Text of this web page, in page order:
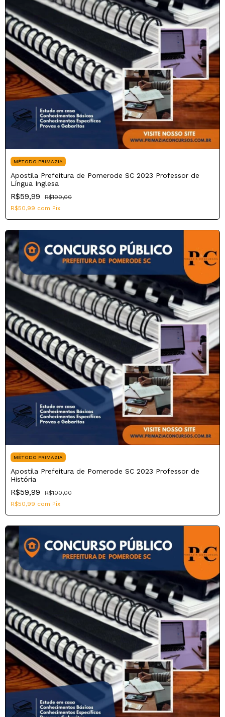
MÉTODO PRIMAZIA
Apostila Prefeitura de Pomerode SC 2023 Professor de
Língua Inglesa
R$59,99
R$100,00
R$50,99 com Pix
MÉTODO PRIMAZIA
Apostila Prefeitura de Pomerode SC 2023 Professor de
História
R$59,99
R$100,00
R$50,99 com Pix